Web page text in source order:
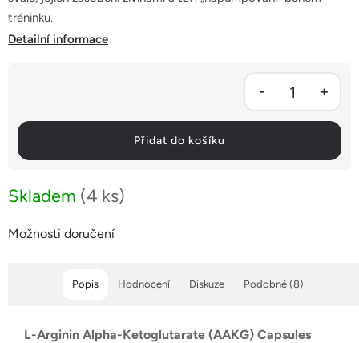
Skladem (4 ks)
Možnosti doručení
Přidat do košíku
tréninku.
Detailní informace
Popis Podobné (8)
Hodnocení Diskuze
L-Arginin Alpha-Ketoglutarate (AAKG) Capsules